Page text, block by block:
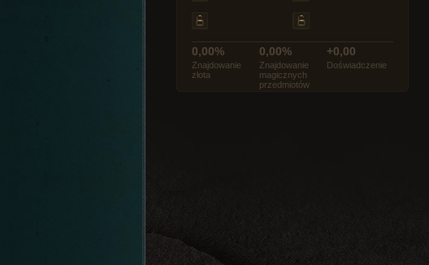
0,00%
Znajdowanie
złota
0,00%
Znajdowanie
magicznych
przedmiotów
+0,00
Doświadczenie